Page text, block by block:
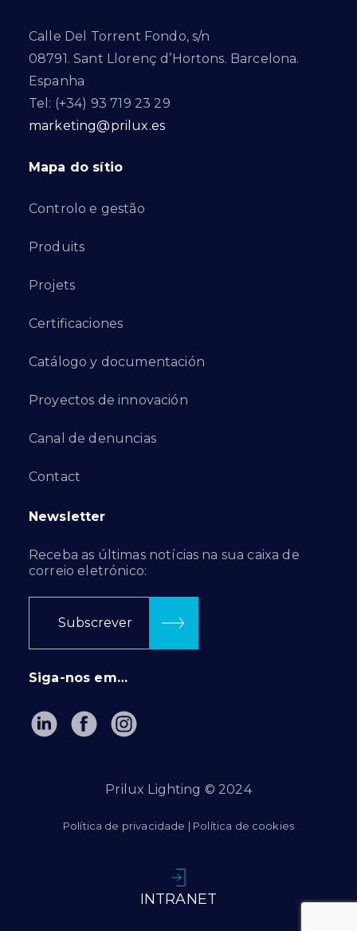
Calle Del Torrent Fondo, s/n
08791. Sant Llorenç d’Hortons. Barcelona.
Espanha
Tel: (+34) 93 719 23 29
marketing@prilux.es
Mapa do sítio
Controlo e gestão
Produits
Projets
Certificaciones
Catálogo y documentación
Proyectos de innovación
Canal de denuncias
Contact
Newsletter
Receba as últimas notícias na sua caixa de
correio eletrónico:
Subscrever
Siga-nos em…
Prilux Lighting © 2024
Política de privacidade | Política de cookies
INTRANET